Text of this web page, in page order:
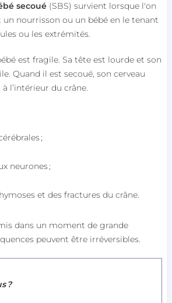
secoué(SBS) survient lorsque l'on
nourrisson ou un bébé en le tenant
ou les extrémités.
est fragile. Sa tête est lourde et son
Quand il est secoué, son cerveau
l’intérieur du crâne.
;
neurones ;
et des fractures du crâne.
dans un moment de grande
peuvent être irréversibles.
?